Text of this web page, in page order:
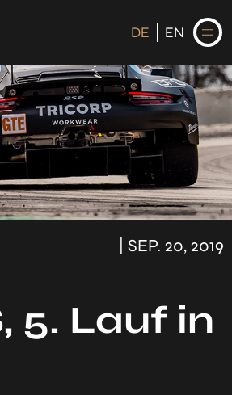
DE EN
DE EN
STARTSEITE
| SEP. 20, 2019
5. Lauf in